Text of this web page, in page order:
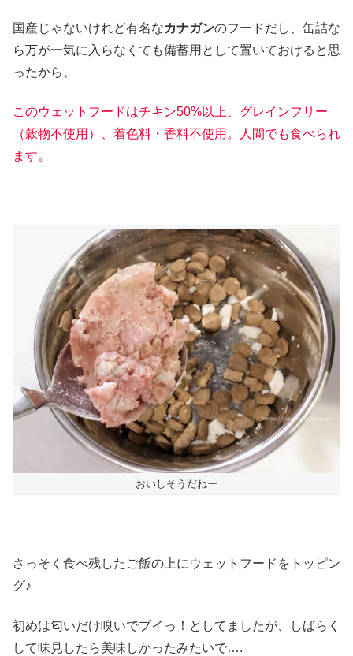
国産じゃないけれど有名なカナガンのフードだし、缶詰な
ら万が一気に入らなくても備蓄用として置いておけると思
ったから。
このウェットフードはチキン50%以上、グレインフリー
（穀物不使用）、着色料・香料不使用。人間でも食べられ
ます。
おいしそうだねー
さっそく食べ残したご飯の上にウェットフードをトッピン
グ♪
初めは匂いだけ嗅いでプイっ！としてましたが、しばらく
して味見したら美味しかったみたいで….